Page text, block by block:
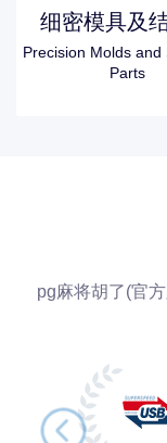
细密模具及
Precision Molds and
Parts
pg麻将胡了(官